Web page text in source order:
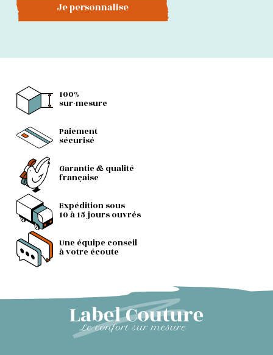
Je personnalise
100%
sur-mesure
Paiement
sécurisé
Garantie & qualité
française
Expédition sous
10 à 15 jours ouvrés
Une équipe conseil
à votre écoute